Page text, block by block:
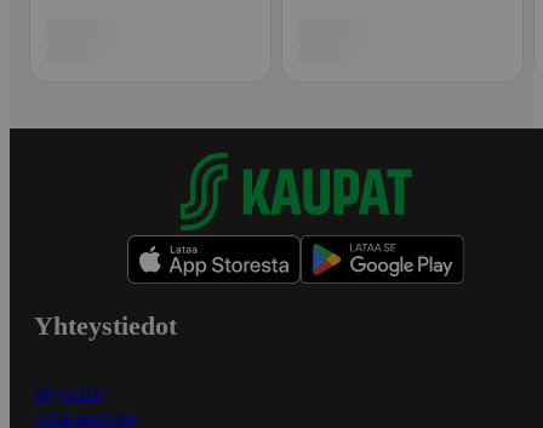
Yhteystiedot
Myymälät
Asiakaspalvelu